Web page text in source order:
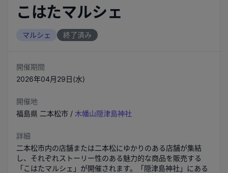
こはたマルシェ
マルシェ 終了済み
開催期間
2026年04月29日(水)
開催地
福島県 二本松市 / 木幡山隠津島神社
詳細
二本松市内の店舗または二本松にゆかりのある店舗が集結
し、それぞれストーリー性のある魅力的な商品を販売する
「こはたマルシェ」が開催されます。「隠津島神社」にある